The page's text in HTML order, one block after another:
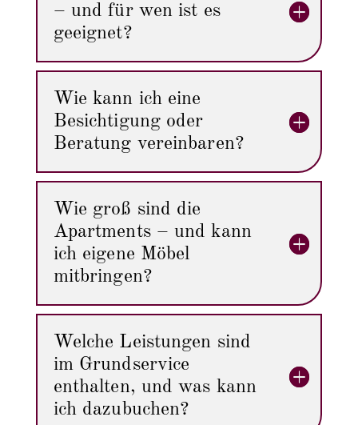
– und für wen ist es
geeignet?
Wie kann ich eine
Besichtigung oder
Beratung vereinbaren?
Wie groß sind die
Apartments – und kann
ich eigene Möbel
mitbringen?
Welche Leistungen sind
im Grundservice
enthalten, und was kann
ich dazubuchen?